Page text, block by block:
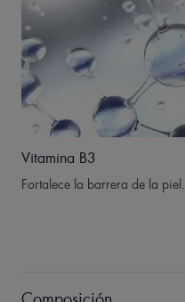
Vitamina B3
Fortalece la barrera de la piel.